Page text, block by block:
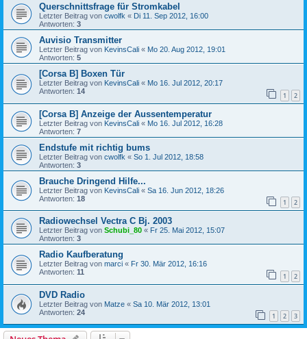
Querschnittsfrage für Stromkabel
Letzter Beitrag von cwolfk « Di 11. Sep 2012, 16:00
Antworten: 3
Auvisio Transmitter
Letzter Beitrag von KevinsCali « Mo 20. Aug 2012, 19:01
Antworten: 5
[Corsa B] Boxen Tür
Letzter Beitrag von KevinsCali « Mo 16. Jul 2012, 20:17
Antworten: 14 1 2
[Corsa B] Anzeige der Aussentemperatur
Letzter Beitrag von KevinsCali « Mo 16. Jul 2012, 16:28
Antworten: 7
Endstufe mit richtig bums
Letzter Beitrag von cwolfk « So 1. Jul 2012, 18:58
Antworten: 3
Brauche Dringend Hilfe...
Letzter Beitrag von KevinsCali « Sa 16. Jun 2012, 18:26
Antworten: 18 1 2
Radiowechsel Vectra C Bj. 2003
Letzter Beitrag von Schubi_80 « Fr 25. Mai 2012, 15:07
Antworten: 3
Radio Kaufberatung
Letzter Beitrag von marci « Fr 30. Mär 2012, 16:16
Antworten: 11 1 2
DVD Radio
Letzter Beitrag von Matze « Sa 10. Mär 2012, 13:01
Antworten: 24 1 2 3